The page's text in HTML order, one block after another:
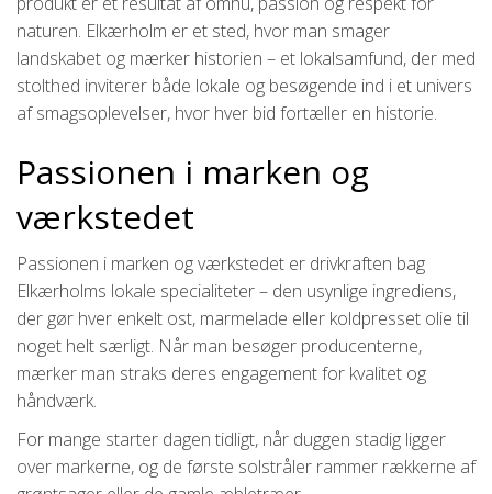
naturen. Elkærholm er et sted, hvor man smager
landskabet og mærker historien – et lokalsamfund, der med
stolthed inviterer både lokale og besøgende ind i et univers
af smagsoplevelser, hvor hver bid fortæller en historie.
Passionen i marken og
værkstedet
Passionen i marken og værkstedet er drivkraften bag
Elkærholms lokale specialiteter – den usynlige ingrediens,
der gør hver enkelt ost, marmelade eller koldpresset olie til
noget helt særligt. Når man besøger producenterne,
mærker man straks deres engagement for kvalitet og
håndværk.
For mange starter dagen tidligt, når duggen stadig ligger
over markerne, og de første solstråler rammer rækkerne af